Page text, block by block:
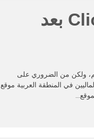
انطباعي عن موقع ClickTrades بعد
ولكن من الضروري على
في المنطقة العربية موقع